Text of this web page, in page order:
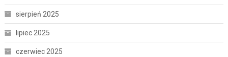
sierpień 2025
lipiec 2025
czerwiec 2025